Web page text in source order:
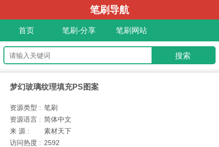
笔刷导航
首页 笔刷-分享 笔刷网站
梦幻玻璃纹理填充PS图案
资源类型 : 笔刷
资源语言 : 简体中文
来 源 :
素材天下
访问热度 : 2592